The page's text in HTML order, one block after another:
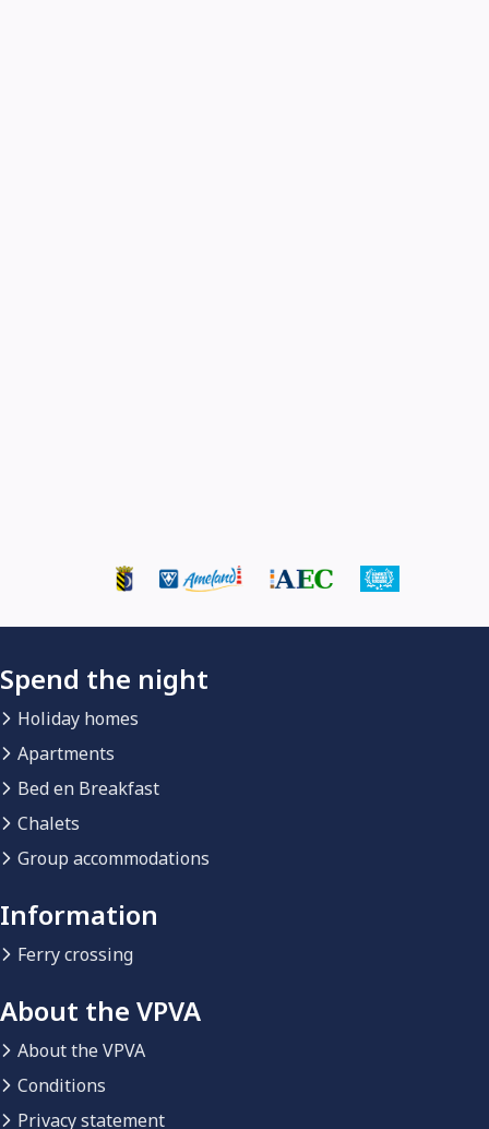
Spend the night
Holiday homes
Apartments
Bed en Breakfast
Chalets
Group accommodations
Information
Ferry crossing
About the VPVA
About the VPVA
Conditions
Privacy statement